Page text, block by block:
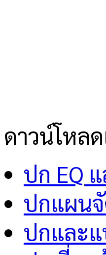
ดาวน์โหล
ปก EQ
ปกแผนจั
ปกและ